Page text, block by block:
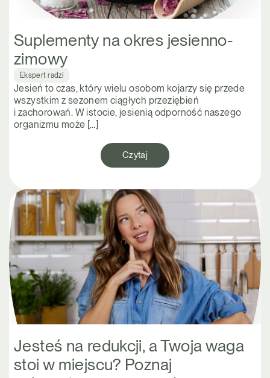
Suplementy na okres jesienno-
zimowy
Ekspert radzi
Jesień to czas, który wielu osobom kojarzy się przede
wszystkim z sezonem ciągłych przeziębień
i zachorowań. W istocie, jesienią odporność naszego
organizmu może […]
Czytaj
Jesteś na redukcji, a Twoja waga
stoi w miejscu? Poznaj